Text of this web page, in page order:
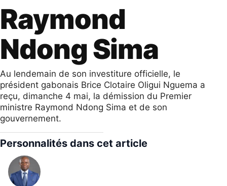
Raymond
Ndong Sima
Au lendemain de son investiture officielle, le
président gabonais Brice Clotaire Oligui Nguema a
reçu, dimanche 4 mai, la démission du Premier
ministre Raymond Ndong Sima et de son
gouvernement.
Personnalités dans cet article